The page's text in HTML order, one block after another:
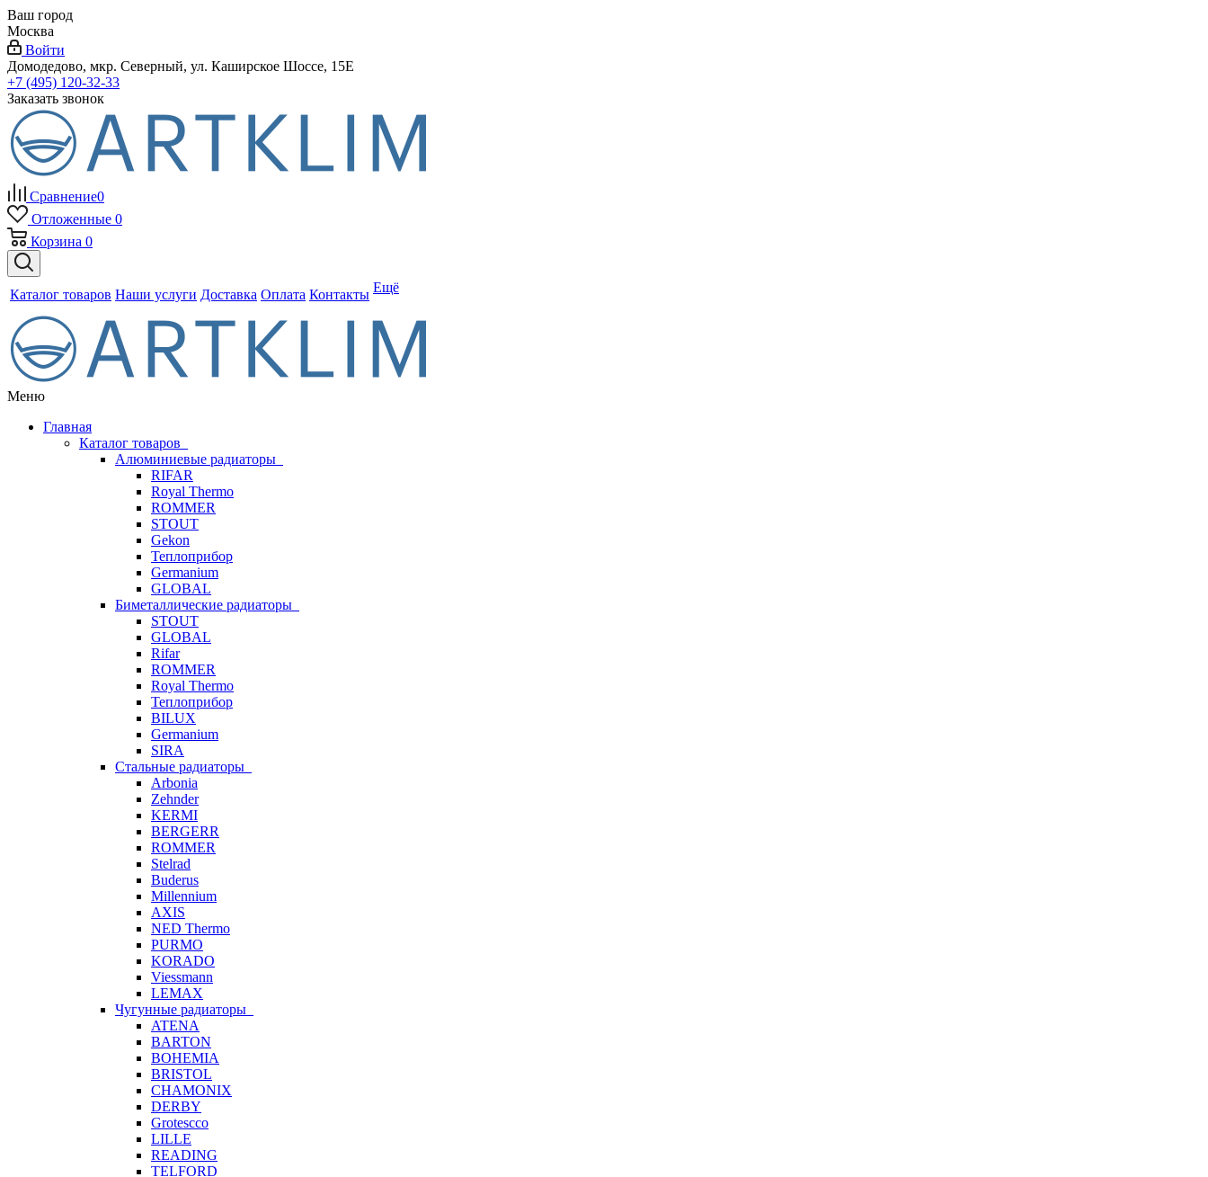
Ваш город
Москва
Войти
Домодедово, мкр. Северный, ул. Каширское Шоссе, 15Е
+7 (495) 120-32-33
Заказать звонок
Сравнение0
Отложенные 0
Корзина 0
Каталог товаров Наши услуги Доставка Оплата Контакты Ещё
Меню
Главная
Каталог товаров
Алюминиевые радиаторы
RIFAR
Royal Thermo
ROMMER
STOUT
Gekon
Теплоприбор
Germanium
GLOBAL
Биметаллические радиаторы
STOUT
GLOBAL
Rifar
ROMMER
Royal Thermo
Теплоприбор
BILUX
Germanium
SIRA
Стальные радиаторы
Arbonia
Zehnder
KERMI
BERGERR
ROMMER
Stelrad
Buderus
Millennium
AXIS
NED Thermo
PURMO
KORADO
Viessmann
LEMAX
Чугунные радиаторы
ATENA
BARTON
BOHEMIA
BRISTOL
CHAMONIX
DERBY
Grotescco
LILLE
READING
TELFORD